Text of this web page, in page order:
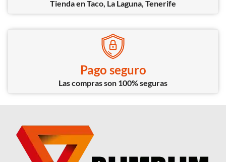
Tienda en Taco, La Laguna, Tenerife
Pago seguro
Las compras son 100% seguras